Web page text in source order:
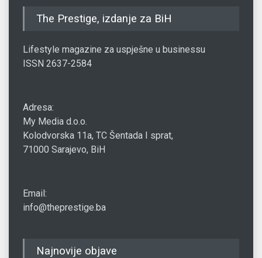
The Prestige, izdanje za BiH
Lifestyle magazine za uspješne u businessu
ISSN 2637-2584
Adresa:
My Media d.o.o.
Kolodvorska 11a, TC Šentada I sprat,
71000 Sarajevo, BiH
Email:
info@theprestige.ba
Najnovije objave